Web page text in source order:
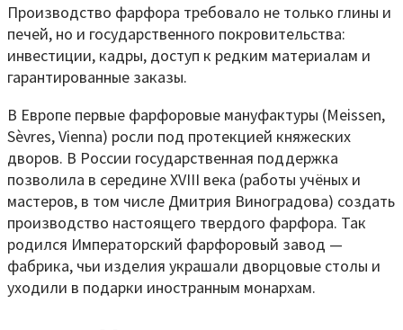
Производство фарфора требовало не только глины и
печей, но и государственного покровительства:
инвестиции, кадры, доступ к редким материалам и
гарантированные заказы.
В Европе первые фарфоровые мануфактуры (Meissen,
Sèvres, Vienna) росли под протекцией княжеских
дворов. В России государственная поддержка
позволила в середине XVIII века (работы учёных и
мастеров, в том числе Дмитрия Виноградова) создать
производство настоящего твердого фарфора. Так
родился Императорский фарфоровый завод —
фабрика, чьи изделия украшали дворцовые столы и
уходили в подарки иностранным монархам.